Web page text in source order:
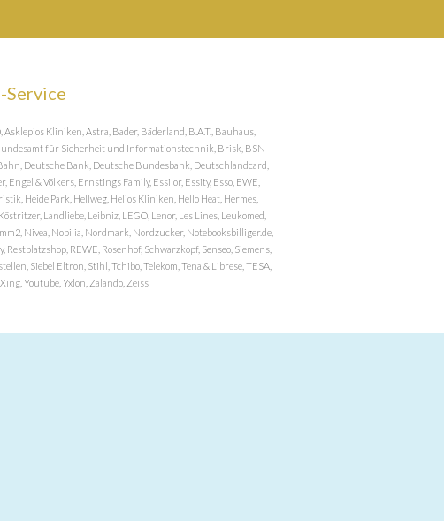
Service
Kliniken, Astra, Bader, Bäderland, B.A.T., Bauhaus,
für Sicherheit und Informationstechnik, Brisk, BSN
Deutsche Bank, Deutsche Bundesbank, Deutschlandcard,
& Völkers, Ernstings Family, Essilor, Essity, Esso, EWE,
Heide Park, Hellweg, Helios Kliniken, Hello Heat, Hermes,
Landliebe, Leibniz, LEGO, Lenor, Les Lines, Leukomed,
Nivea, Nobilia, Nordmark, Nordzucker, Notebooksbilliger.de,
REWE, Rosenhof, Schwarzkopf, Senseo, Siemens,
Siebel Eltron, Stihl, Tchibo, Telekom, Tena & Librese, TESA,
Youtube, Yxlon, Zalando, Zeiss